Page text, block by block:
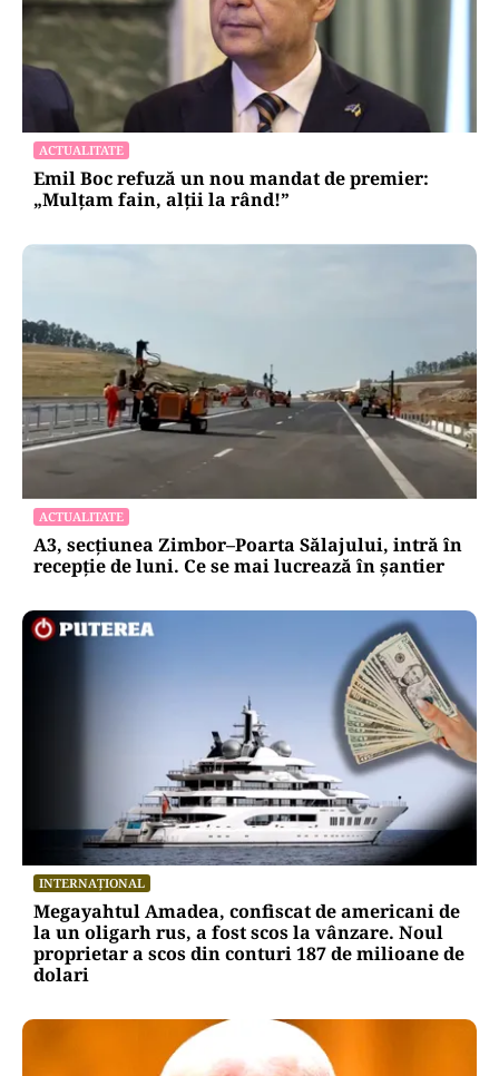
ACTUALITATE
Emil Boc refuză un nou mandat de premier:
„Mulțam fain, alții la rând!”
ACTUALITATE
A3, secțiunea Zimbor–Poarta Sălajului, intră în
recepție de luni. Ce se mai lucrează în șantier
INTERNAȚIONAL
Megayahtul Amadea, confiscat de americani de
la un oligarh rus, a fost scos la vânzare. Noul
proprietar a scos din conturi 187 de milioane de
dolari